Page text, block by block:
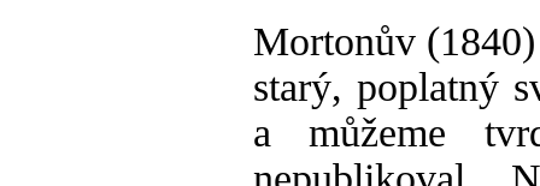
Mortonův
starý, poplatný
a můžeme